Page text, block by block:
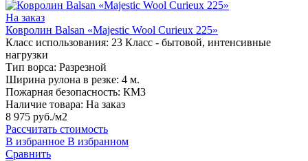
На заказ
Ковролин Balsan «Majestic Wool Curieux 225»
Класс использования: 23 Класс - бытовой, интенсивные
нагрузки
Тип ворса: Разрезной
Ширина рулона в резке: 4 м.
Пожарная безопасность: КМ3
Наличие товара: На заказ
8 975 руб./м2
Рассчитать стоимость
В избранное В избранном
Сравнить